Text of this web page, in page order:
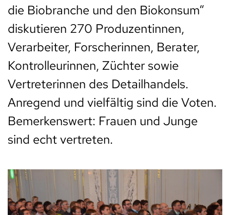
die Biobranche und den Biokonsum“
diskutieren 270 Produzentinnen,
Verarbeiter, Forscherinnen, Berater,
Kontrolleurinnen, Züchter sowie
Vertreterinnen des Detailhandels.
Anregend und vielfältig sind die Voten.
Bemerkenswert: Frauen und Junge
sind echt vertreten.